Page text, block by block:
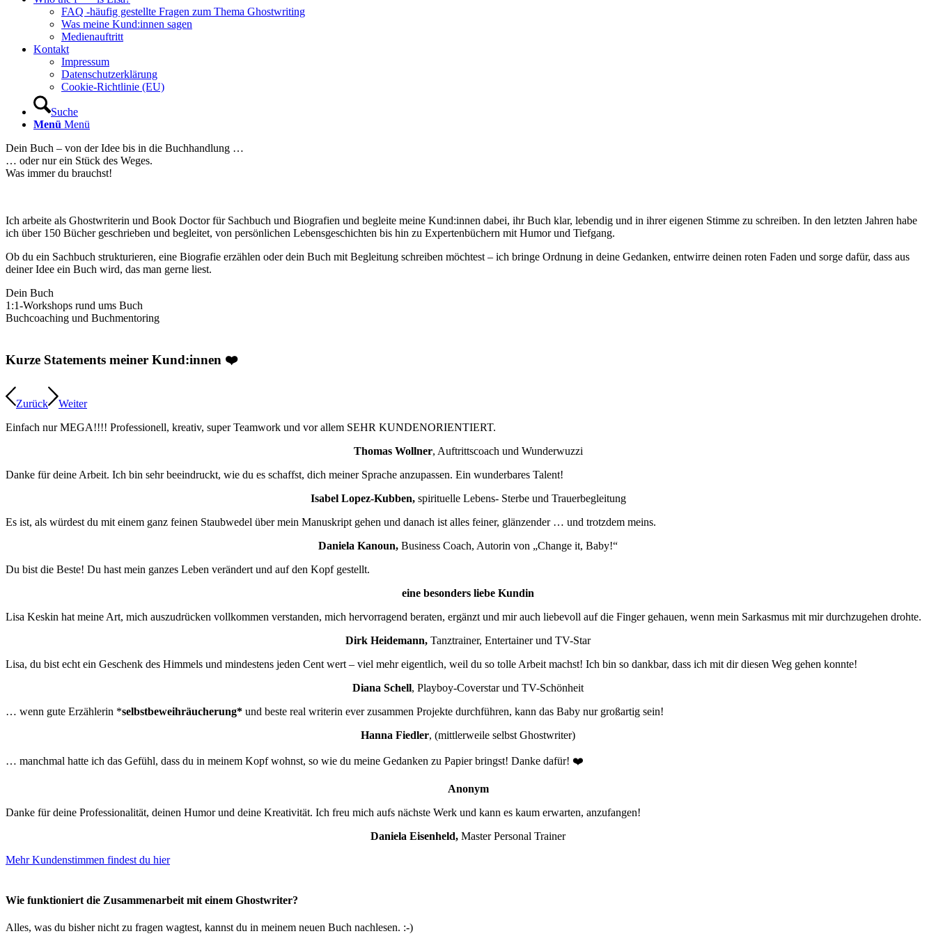
FAQ -häufig gestellte Fragen zum Thema Ghostwriting
Was meine Kund:innen sagen
Medienauftritt
Kontakt
Impressum
Datenschutzerklärung
Cookie-Richtlinie (EU)
Suche
Menü Menü
Dein Buch – von der Idee bis in die Buchhandlung …
… oder nur ein Stück des Weges.
Was immer du brauchst!
Ich arbeite als Ghostwriterin und Book Doctor für Sachbuch und Biografien und begleite meine Kund:innen dabei, ihr Buch klar, lebendig und in ihrer eigenen Stimme zu schreiben. In den letzten Jahren habe
ich über 150 Bücher geschrieben und begleitet, von persönlichen Lebensgeschichten bis hin zu Expertenbüchern mit Humor und Tiefgang.
Ob du ein Sachbuch strukturieren, eine Biografie erzählen oder dein Buch mit Begleitung schreiben möchtest – ich bringe Ordnung in deine Gedanken, entwirre deinen roten Faden und sorge dafür, dass aus
deiner Idee ein Buch wird, das man gerne liest.
Dein Buch
1:1-Workshops rund ums Buch
Buchcoaching und Buchmentoring
Kurze Statements meiner Kund:innen ❤️
Zurück
Weiter
Einfach nur MEGA!!!! Professionell, kreativ, super Teamwork und vor allem SEHR KUNDENORIENTIERT.
Thomas Wollner, Auftrittscoach und Wunderwuzzi
Danke für deine Arbeit. Ich bin sehr beeindruckt, wie du es schaffst, dich meiner Sprache anzupassen. Ein wunderbares Talent!
Isabel Lopez-Kubben, spirituelle Lebens- Sterbe und Trauerbegleitung
Es ist, als würdest du mit einem ganz feinen Staubwedel über mein Manuskript gehen und danach ist alles feiner, glänzender … und trotzdem meins.
Daniela Kanoun, Business Coach, Autorin von „Change it, Baby!“
Du bist die Beste! Du hast mein ganzes Leben verändert und auf den Kopf gestellt.
eine besonders liebe Kundin
Lisa Keskin hat meine Art, mich auszudrücken vollkommen verstanden, mich hervorragend beraten, ergänzt und mir auch liebevoll auf die Finger gehauen, wenn mein Sarkasmus mit mir durchzugehen drohte.
Dirk Heidemann, Tanztrainer, Entertainer und TV-Star
Lisa, du bist echt ein Geschenk des Himmels und mindestens jeden Cent wert – viel mehr eigentlich, weil du so tolle Arbeit machst! Ich bin so dankbar, dass ich mit dir diesen Weg gehen konnte!
Diana Schell, Playboy-Coverstar und TV-Schönheit
… wenn gute Erzählerin *selbstbeweihräucherung* und beste real writerin ever zusammen Projekte durchführen, kann das Baby nur großartig sein!
Hanna Fiedler, (mittlerweile selbst Ghostwriter)
… manchmal hatte ich das Gefühl, dass du in meinem Kopf wohnst, so wie du meine Gedanken zu Papier bringst! Danke dafür! ❤️
Anonym
Danke für deine Professionalität, deinen Humor und deine Kreativität. Ich freu mich aufs nächste Werk und kann es kaum erwarten, anzufangen!
Daniela Eisenheld, Master Personal Trainer
Mehr Kundenstimmen findest du hier
Wie funktioniert die Zusammenarbeit mit einem Ghostwriter?
Alles, was du bisher nicht zu fragen wagtest, kannst du in meinem neuen Buch nachlesen. :-)